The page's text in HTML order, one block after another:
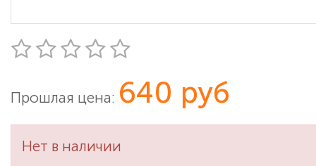
Прошлая цена: 640 руб
Нет в наличии